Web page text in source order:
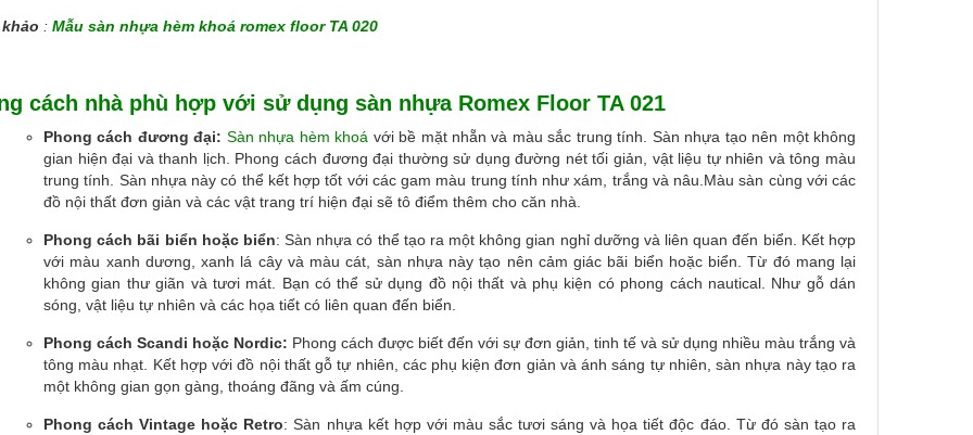
: Mẫu sàn nhựa hèm khoá romex floor TA 020
cách nhà phù hợp với sử dụng sàn nhựa Romex Floor TA 021
Phong cách đương đại: Sàn nhựa hèm khoá với bề mặt nhẵn và màu sắc trung tính. Sàn nhựa tạo nên một không
gian hiện đại và thanh lịch. Phong cách đương đại thường sử dụng đường nét tối giản, vật liệu tự nhiên và tông màu
trung tính. Sàn nhựa này có thể kết hợp tốt với các gam màu trung tính như xám, trắng và nâu.Màu sàn cùng với các
đồ nội thất đơn giản và các vật trang trí hiện đại sẽ tô điểm thêm cho căn nhà.
Phong cách bãi biển hoặc biển: Sàn nhựa có thể tạo ra một không gian nghỉ dưỡng và liên quan đến biển. Kết hợp
với màu xanh dương, xanh lá cây và màu cát, sàn nhựa này tạo nên cảm giác bãi biển hoặc biển. Từ đó mang lại
không gian thư giãn và tươi mát. Bạn có thể sử dụng đồ nội thất và phụ kiện có phong cách nautical. Như gỗ dán
sóng, vật liệu tự nhiên và các họa tiết có liên quan đến biển.
Phong cách Scandi hoặc Nordic: Phong cách được biết đến với sự đơn giản, tinh tế và sử dụng nhiều màu trắng và
tông màu nhạt. Kết hợp với đồ nội thất gỗ tự nhiên, các phụ kiện đơn giản và ánh sáng tự nhiên, sàn nhựa này tạo ra
một không gian gọn gàng, thoáng đãng và ấm cúng.
Phong cách Vintage hoặc Retro: Sàn nhựa kết hợp với màu sắc tươi sáng và họa tiết độc đáo. Từ đó sàn tạo ra